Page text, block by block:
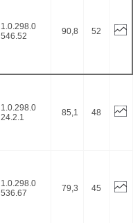
1.0.298.0
546.52
90,8 52
1.0.298.0
24.2.1
85,1 48
1.0.298.0
536.67
79,3 45